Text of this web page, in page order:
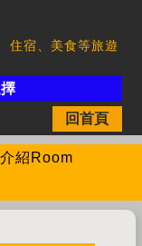
住宿、美食等旅遊
回首頁
紹Room